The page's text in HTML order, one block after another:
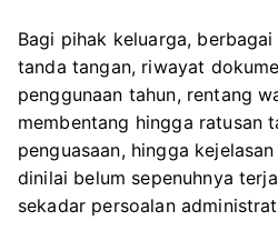
Bagi pihak keluarga,
tanda tangan, riwayat
penggunaan tahun, rentang
membentang hingga ratusan
penguasaan, hingga
dinilai belum sepenuhnya
sekadar persoalan